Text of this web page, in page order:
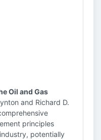
Oil and Gas
and Richard D.
principles
potentially